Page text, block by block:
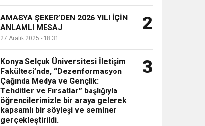
AMASYA ŞEKER’DEN 2026 YILI İÇİN
ANLAMLI MESAJ
27 Aralık 2025 - 18:31
2
Konya Selçuk Üniversitesi İletişim
Fakültesi’nde, “Dezenformasyon
Çağında Medya ve Gençlik:
Tehditler ve Fırsatlar” başlığıyla
öğrencilerimizle bir araya gelerek
kapsamlı bir söyleşi ve seminer
gerçekleştirildi.
3